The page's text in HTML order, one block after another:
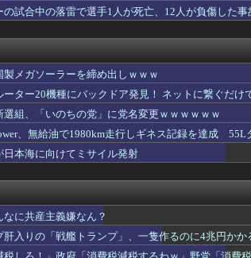
ちかと新井リマおって草
の財務省敗北 首相の不信根強く 人事介入をちらつ
の試合中の落雷で選手1人が死亡、12人が負傷した事
製メガソーラーを締め出しｗｗｗ
ーター20機種にバックドア発見！ ネットに繋ぐだ
選組、「いのちの党」に党名変更ｗｗｗｗｗｗ
、無給油で1980km走行しギネス記録を達成 55L
日本海に向けてミサイル発射
に共産主義嫌なん？
肝入りの「戦艦トランプ」、一隻作るのに4兆円かか